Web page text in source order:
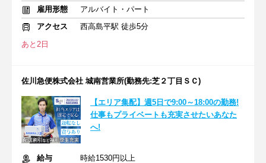
雇用形態
アルバイト・パート
アクセス
西高島平駅 徒歩5分
あと2日
佐川急便株式会社 城南営業所(勤務先:芝２丁目ＳＣ)
【エリア集配】週5日で9:00～18:00の勤務!
仕事もプライベートも充実させたいあなた
へ!
給与
時給1530円以上